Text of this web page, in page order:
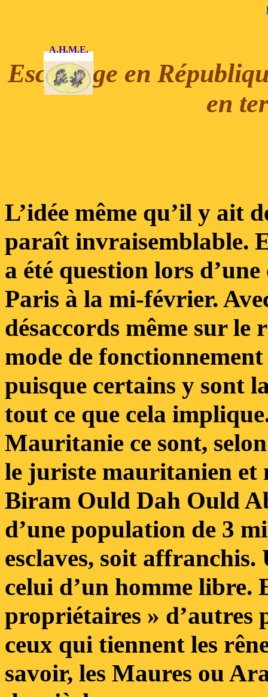
A.H.M.E.
Esclavage en
en
L’idée même qu’il y ait
paraît invraisemblable.
a été question lors
Paris à la mi-février.
désaccords même sur le
mode de
puisque certains y sont
tout ce que cela
Mauritanie ce sont,
le juriste mauritanien et
Biram Ould Dah Ould
d’une population de 3
esclaves, soit
celui d’un homme libre.
propriétaires » d’autres
ceux qui tiennent les
savoir, les Maures ou